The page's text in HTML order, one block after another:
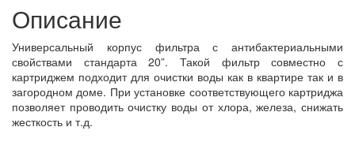
Описание
Универсальный корпус фильтра с антибактериальными
свойствами стандарта 20”. Такой фильтр совместно с
картриджем подходит для очистки воды как в квартире так и в
загородном доме. При установке соответствующего картриджа
позволяет проводить очистку воды от хлора, железа, снижать
жесткость и т.д.